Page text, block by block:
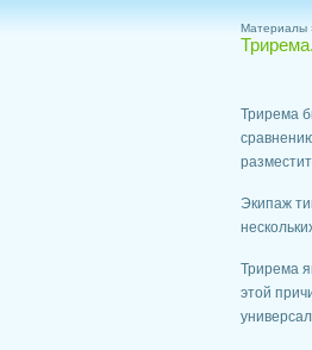
Материалы
Трирема.
Трирема
Экипаж
Трирема
этой